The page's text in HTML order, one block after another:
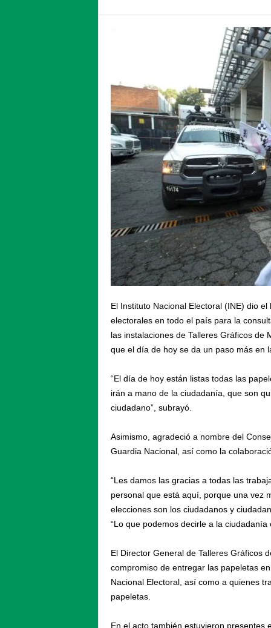
El Instituto Nacional Electoral (INE) dio
electorales en todo el país para la
las instalaciones de Talleres Gráficos de
que el día de hoy se da un paso más en
“El día de hoy están listas todas las
irán a mano de la ciudadanía, que son
ciudadano”, subrayó.
Asimismo, agradeció a nombre del
Guardia Nacional, así como la
“Les damos las gracias a todas las
personal que está aquí, porque una vez
elecciones son los ciudadanos y
“Lo que podemos decirle a la
El Director General de Talleres Gráficos
compromiso de entregar las papeletas
Nacional Electoral, así como a quienes
papeletas.
En el acto también estuvieron presentes